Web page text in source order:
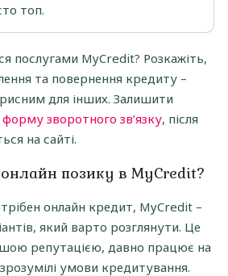
топ.
послугами MyCredit? Розкажіть,
та повернення кредиту –
для інших. Залишити
форму зворотного зв’язку, після
на сайті.
позику в MyCredit?
онлайн кредит, MyCredit –
який варто розглянути. Це
репутацією, давно працює на
умови кредитування.